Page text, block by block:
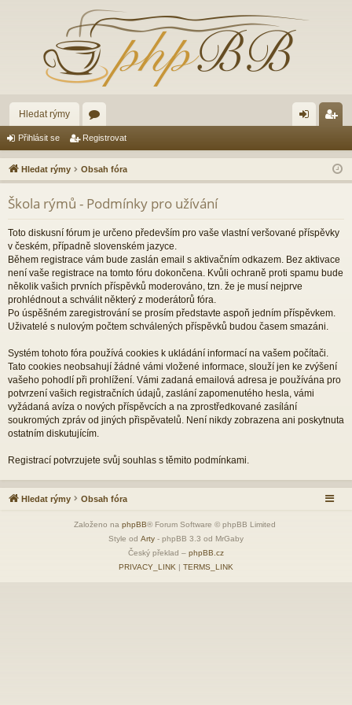
Hledat rýmy
ór
a lá
sit
ist
ro
t
Přihlásit se Registrovat
Hledat rýmy Obsah fóra
Škola rýmů - Podmínky pro užívání
Toto diskusní fórum je určeno především pro vaše vlastní veršované příspěvky
v českém, případně slovenském jazyce.
Během registrace vám bude zaslán email s aktivačním odkazem. Bez aktivace
není vaše registrace na tomto fóru dokončena. Kvůli ochraně proti spamu bude
několik vašich prvních příspěvků moderováno, tzn. že je musí nejprve
prohlédnout a schválit některý z moderátorů fóra.
Po úspěšném zaregistrování se prosím představte aspoň jedním příspěvkem.
Uživatelé s nulovým počtem schválených příspěvků budou časem smazáni.
Systém tohoto fóra používá cookies k ukládání informací na vašem počítači.
Tato cookies neobsahují žádné vámi vložené informace, slouží jen ke zvýšení
vašeho pohodlí při prohlížení. Vámi zadaná emailová adresa je používána pro
potvrzení vašich registračních údajů, zaslání zapomenutého hesla, vámi
vyžádaná avíza o nových příspěvcích a na zprostředkované zasílání
soukromých zpráv od jiných přispěvatelů. Není nikdy zobrazena ani poskytnuta
ostatním diskutujícím.
Registrací potvrzujete svůj souhlas s těmito podmínkami.
Hledat rýmy Obsah fóra
Založeno na phpBB® Forum Software © phpBB Limited
Style od Arty - phpBB 3.3 od MrGaby
Český překlad – phpBB.cz
PRIVACY_LINK | TERMS_LINK